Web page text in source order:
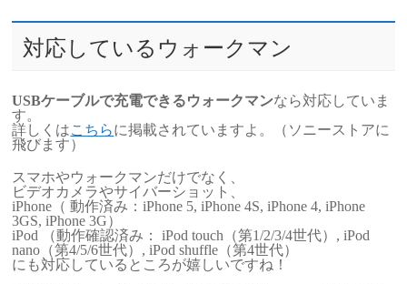
対応しているウォークマン
USBケーブルで充電できるウォークマンなら対応していま
す。
詳しくはこちらに掲載されていますよ。（ソニーストアに
飛びます）
スマホやウォークマンだけでなく、
ビデオカメラやサイバーショット、
iPhone（ 動作済み：iPhone 5, iPhone 4S, iPhone 4, iPhone
3GS, iPhone 3G）
iPod （動作確認済み： iPod touch（第1/2/3/4世代）, iPod
nano（第4/5/6世代）, iPod shuffle（第4世代）
にも対応しているところが嬉しいですね！